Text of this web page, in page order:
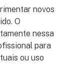
novos
O
nessa
para
ou uso